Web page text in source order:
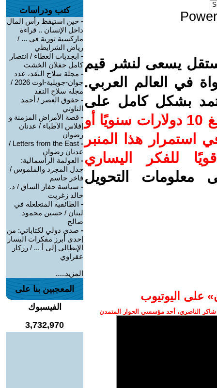
يسعى لنشر قيم
في العالم العربي.
بشكل كامل على
ساهم/ي معنا! بدعمكم بمبلغ 10 دولارات سنويًا أو
استمرار هذا المنبر
للفكر اليساري
معلومات التحويل
على اليوتيوب
الناصري، أحد مؤسسي الحوار المتمدن
كتب ودراسات
- حين استيقظ رأس المال
داخل الإنسان .. قراءة
ماركسية ثورية في ... /
رياض الشرايطي
- ابجديات العطاء / انتصار
كامل جفلان الخشت
- مجلة سلاح النقد، عدد
جوان-جويلية-اوت 2026 /
مجلة سلاح النقد
- حقوق العصر / أحمد
التاوتي
- قصة الأمراض المزمنة و
إفلاس الأطباء / عدنان
رضوان
-
Letters from the East /
عدنان رضوان
- العولمة الرأسمالية:
جدل المجرد والملموس /
فاخر جاسم
- سياسة حفار الساق / د.
خالد زغريت
- الطائفية المتغلغلة في
لبنان / حسين محمود
صالح
- صدى دولي لكتاباتي: من
إحدى أبرز مفكرات اليسار
الإيطالي إلى أ ... / رزكار
عقراوي
المزيد.....
المعجبين بنا على
الفيسبوك
3,732,970